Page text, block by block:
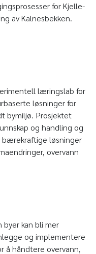
for Kjelle-
av Kalnesbekken.
læringslab for
løsninger for
bymiljø. Prosjektet
og handling og
bærekraftige løsninger
overvann
byer kan bli mer
og implementere
å håndtere overvann,